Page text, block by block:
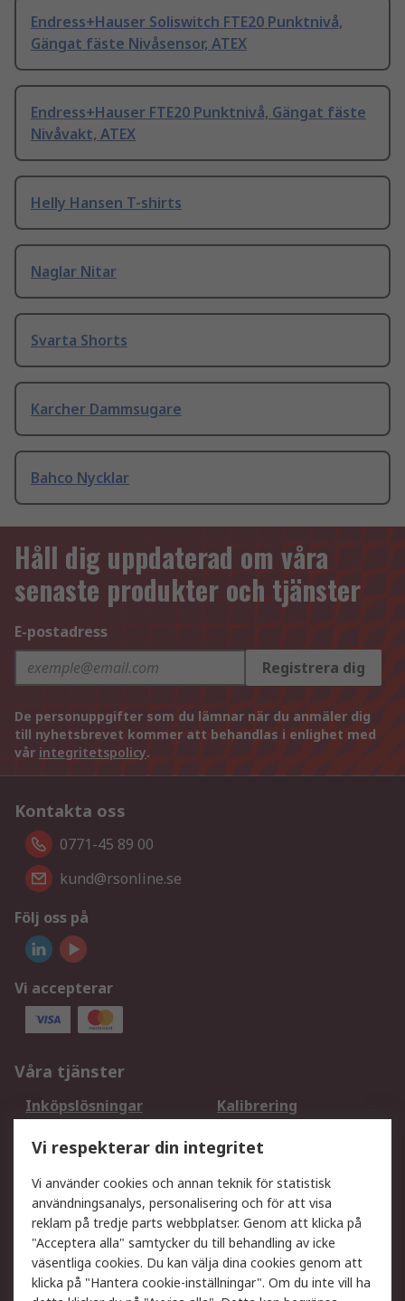
Endress+Hauser Soliswitch FTE20 Punktnivå,
Gängat fäste Nivåsensor, ATEX
Endress+Hauser FTE20 Punktnivå, Gängat fäste
Nivåvakt, ATEX
Helly Hansen T-shirts
Naglar Nitar
Svarta Shorts
Karcher Dammsugare
Bahco Nycklar
Håll dig uppdaterad om våra
senaste produkter och tjänster
E-postadress
Registrera dig
De personuppgifter som du lämnar när du anmäler dig
till nyhetsbrevet kommer att behandlas i enlighet med
vår integritetspolicy.
Kontakta oss
0771-45 89 00
kund@rsonline.se
Följ oss på
Vi accepterar
Våra tjänster
Inköpslösningar
Kalibrering
DesignSpark
Teknisk Support
Ditt lokala säljteam
Exportlösningar
Support
Få hjälp
Retur av varor
Leverans
Spåra din order
Vi respekterar din integritet
Vi använder cookies och annan teknik för statistisk
användningsanalys, personalisering och för att visa
reklam på tredje parts webbplatser. Genom att klicka på
"Acceptera alla" samtycker du till behandling av icke
väsentliga cookies. Du kan välja dina cookies genom att
klicka på "Hantera cookie-inställningar". Om du inte vill ha